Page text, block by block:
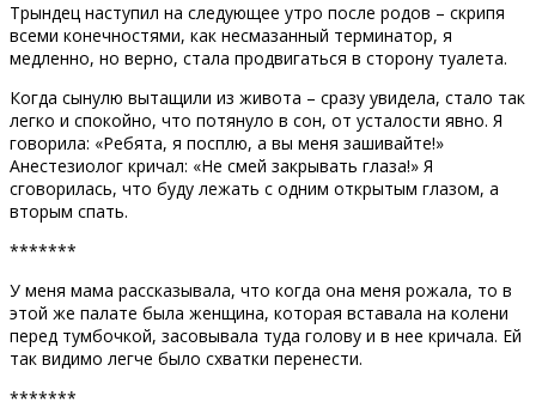
Трындец наступил на следующее утро после родов – скрипя
всеми конечностями, как несмазанный терминатор, я
медленно, но верно, стала продвигаться в сторону туалета.
Когда сынулю вытащили из живота – сразу увидела, стало так
легко и спокойно, что потянуло в сон, от усталости явно. Я
говорила: «Ребята, я посплю, а вы меня зашивайте!»
Анестезиолог кричал: «Не смей закрывать глаза!» Я
сговорилась, что буду лежать с одним открытым глазом, а
вторым спать.
*******
У меня мама рассказывала, что когда она меня рожала, то в
этой же палате была женщина, которая вставала на колени
перед тумбочкой, засовывала туда голову и в нее кричала. Ей
так видимо легче было схватки перенести.
*******